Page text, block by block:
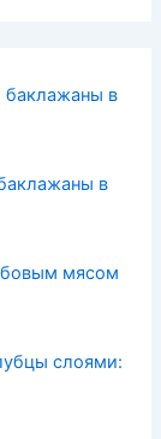
в
в
мясом
слоями: